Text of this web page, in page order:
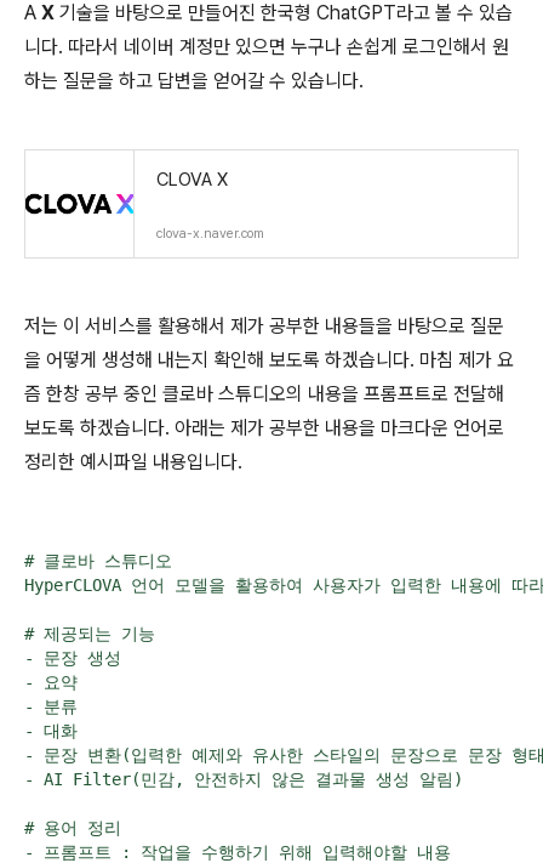
A X 기술을 바탕으로 만들어진 한국형 ChatGPT라고 볼 수 있습
니다. 따라서 네이버 계정만 있으면 누구나 손쉽게 로그인해서 원
하는 질문을 하고 답변을 얻어갈 수 있습니다.
CLOVA X
clova-x.naver.com
저는 이 서비스를 활용해서 제가 공부한 내용들을 바탕으로 질문
을 어떻게 생성해 내는지 확인해 보도록 하겠습니다. 마침 제가 요
즘 한창 공부 중인 클로바 스튜디오의 내용을 프롬프트로 전달해
보도록 하겠습니다. 아래는 제가 공부한 내용을 마크다운 언어로
정리한 예시파일 내용입니다.
# 클로바 스튜디오
HyperCLOVA 언어 모델을 활용하여 사용자가 입력한 내용에
# 제공되는 기능
- 문장 생성
- 요약
- 분류
- 대화
- 문장 변환(입력한 예제와 유사한 스타일의 문장으로 문장 형
- AI Filter(민감, 안전하지 않은 결과물 생성 알림)
# 용어 정리
- 프롬프트 : 작업을 수행하기 위해 입력해야할 내용